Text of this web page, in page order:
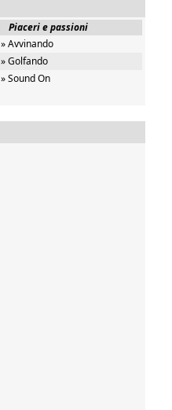
Piaceri e passioni
» Avvinando
» Golfando
» Sound On